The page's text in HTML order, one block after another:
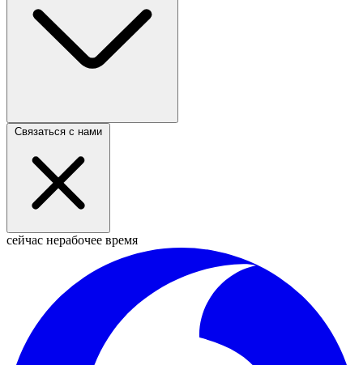
Связаться с нами
сейчас нерабочее время